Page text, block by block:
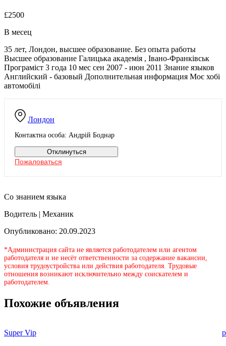
£2500
В месец
Лондон
Контактна особа: Андрій Боднар
Отклинуться
Пожаловаться
35 лет, Лондон, высшее образование. Без опыта работы
Высшее образование Галицька академія , Івано-Франківськ
Програміст 3 года 10 мес сен 2007 - июн 2011 Знание языков
Английский - базовый Дополнительная информация Моє хобі
автомобілі
Со знанием языка
Водитель | Механик
Опубликовано: 20.09.2023
*Администрация сайта не является работодателем или агентом
работодателя и не несёт ответственности за содержание вакансии,
условия трудоустройства или действия работодателя. Трудовые
отношения возникают исключительно между соискателем и
работодателем.
Похожие объявления
Super Vip